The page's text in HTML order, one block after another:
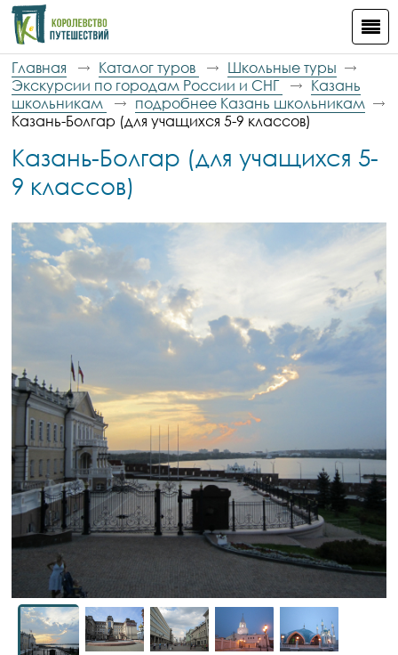
Главная Каталог туров
Школьные туры
Экскурсии по городам России и СНГ
Казань
школьникам
подробнее Казань школьникам
Казань-Болгар (для учащихся 5-9 классов)
Казань-Болгар (для учащихся 5-
9 классов)